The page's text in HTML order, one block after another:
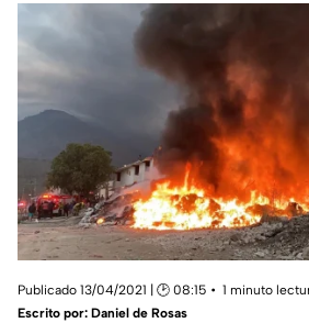
Publicado 13/04/2021 | 🕑 08:15
1 minuto
Escrito por: Daniel de Rosas